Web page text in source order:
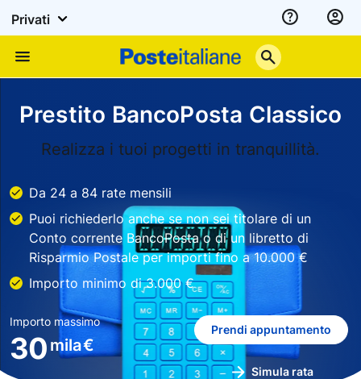
Privati
Assistenza
Italiane
Prestito BancoPosta Classico
Realizza i tuoi progetti in tranquillità.
Da 24 a 84 rate mensili
Puoi richiederlo anche se non sei titolare di un
Conto corrente BancoPosta o di un libretto di
Risparmio Postale per importi fino a 10.000 €
Importo minimo di 3.000 €
Importo massimo
30 mila€
Prendi appuntamento
Simula rata